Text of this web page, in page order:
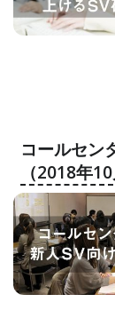
コールセン
（2018年